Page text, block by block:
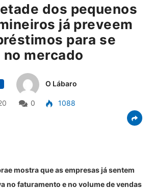
dos pequenos
já preveem
para se
mercado
O Lábaro
0
1088
mostra que as empresas já sentem
no faturamento e no volume de vendas